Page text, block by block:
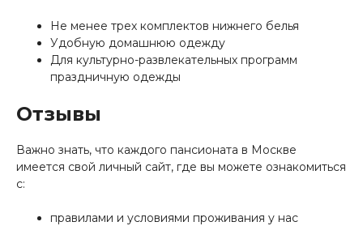
Не менее трех комплектов нижнего белья
Удобную домашнюю одежду
Для культурно-развлекательных программ
праздничную одежды
Отзывы
Важно знать, что каждого пансионата в Москве
имеется свой личный сайт, где вы можете ознакомиться
с:
правилами и условиями проживания у нас